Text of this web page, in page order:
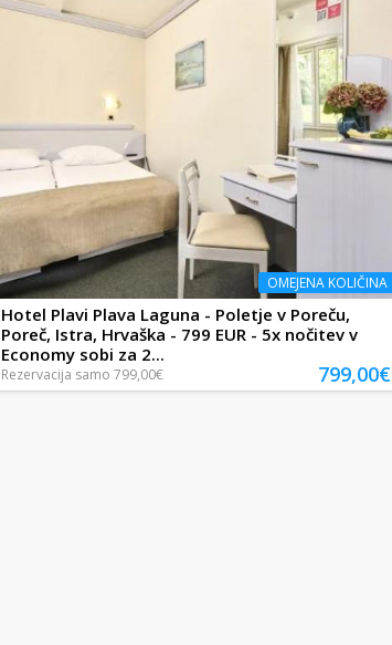
OMEJENA KOLIČINA
Hotel Plavi Plava Laguna - Poletje v Poreču,
Poreč, Istra, Hrvaška - 799 EUR - 5x nočitev v
Economy sobi za 2...
Rezervacija samo 799,00€ 799,00€